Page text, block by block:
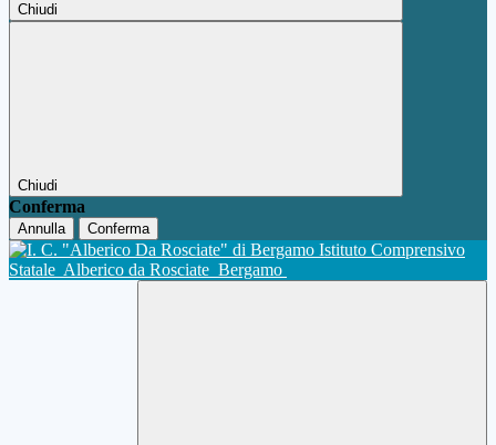
Chiudi
Chiudi
Conferma
Annulla Conferma
Istituto Comprensivo
Statale Alberico da Rosciate Bergamo